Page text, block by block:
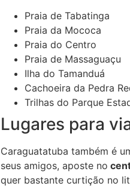
Praia de Tabatinga
Praia da Mococa
Praia do Centro
Praia de Massaguaçu
Ilha do Tamanduá
Cachoeira da Pedra
Trilhas do Parque
Lugares para
Caraguatatuba também é
seus amigos, aposte no
quer bastante curtição no